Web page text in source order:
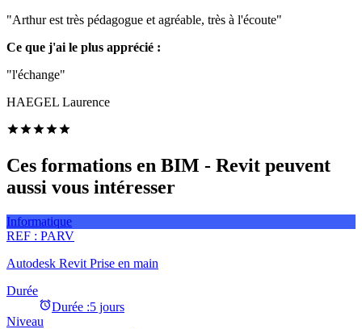
"Arthur est très pédagogue et agréable, très à l'écoute"
Ce que j'ai le plus apprécié :
"l'échange"
HAEGEL Laurence
Ces formations en BIM - Revit peuvent
aussi vous intéresser
Informatique
REF : PARV
Autodesk Revit Prise en main
Durée
Durée :5 jours
Niveau